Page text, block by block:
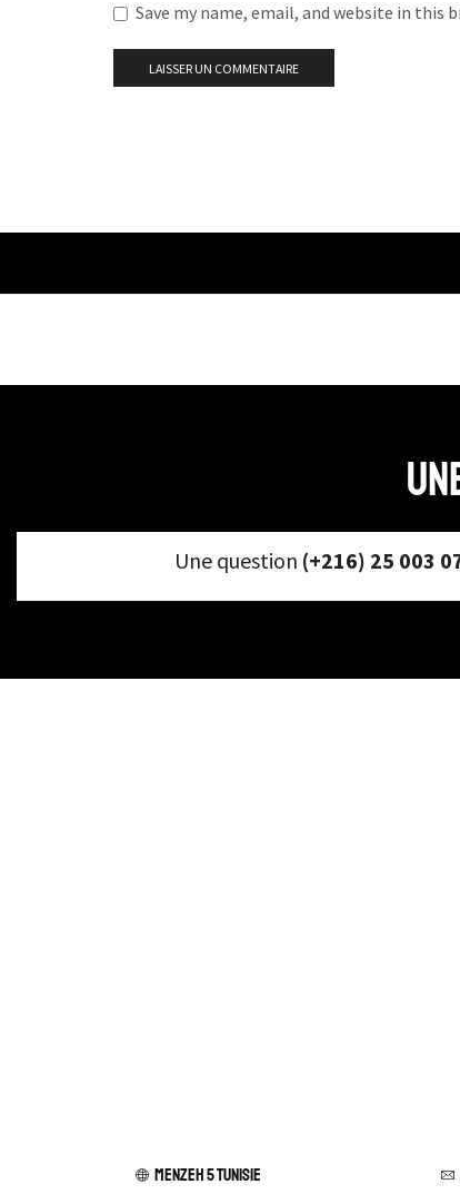
Save my name, email, and website in
Une question (+216) 25 003
Menzeh 5 TUNISIE